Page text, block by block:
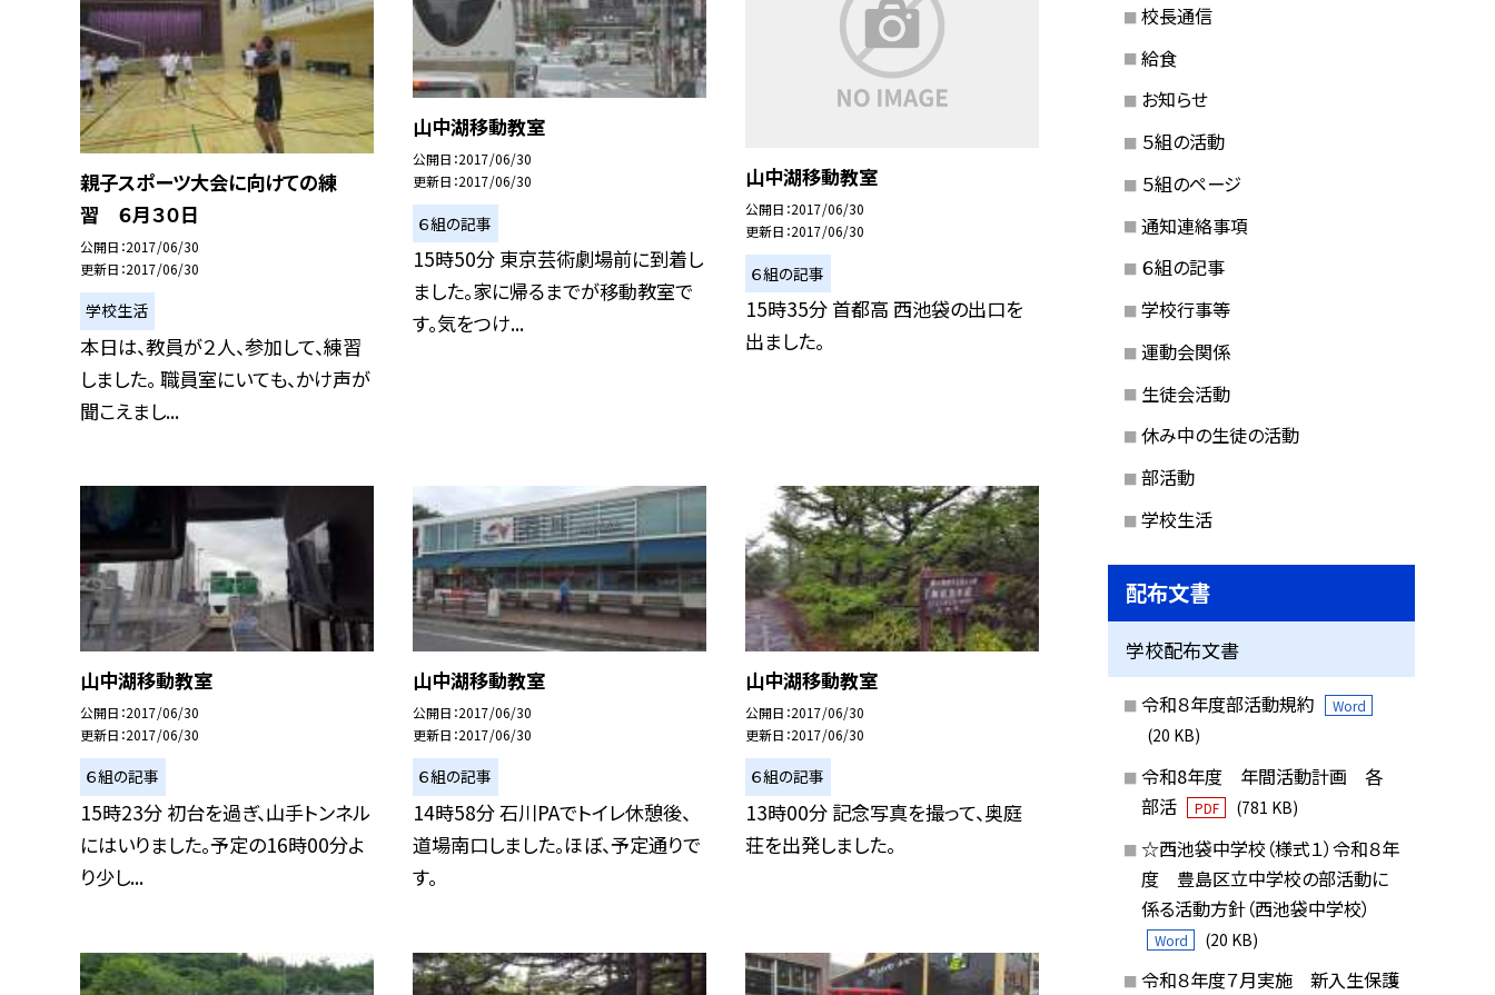
親子スポーツ大会に向けての練
習 ６月３０日
公開日 2017/06/30
更新日 2017/06/30
学校生活
本日は、教員が２人、参加して、練習
しました。 職員室にいても、かけ声が
聞こえまし...
山中湖移動教室
公開日 2017/06/30
更新日 2017/06/30
６組の記事
15時50分 東京芸術劇場前に到着し
ました。家に帰るまでが移動教室で
す。気をつけ...
山中湖移動教室
公開日 2017/06/30
更新日 2017/06/30
６組の記事
15時35分 首都高 西池袋の出口を
出ました。
山中湖移動教室
公開日 2017/06/30
更新日 2017/06/30
６組の記事
15時23分 初台を過ぎ、山手トンネル
にはいりました。予定の16時00分よ
り少し...
山中湖移動教室
公開日 2017/06/30
更新日 2017/06/30
６組の記事
14時58分 石川PAでトイレ休憩後、
道場南口しました。ほぼ、予定通りで
す。
山中湖移動教室
公開日 2017/06/30
更新日 2017/06/30
６組の記事
13時00分 記念写真を撮って、奥庭
荘を出発しました。
校長通信
給食
お知らせ
５組の活動
５組のページ
通知連絡事項
６組の記事
学校行事等
運動会関係
生徒会活動
休み中の生徒の活動
部活動
学校生活
配布文書
学校配布文書
令和８年度部活動規約 Word
(20 KB)
令和8年度 年間活動計画 各
部活
PDF (781 KB)
☆西池袋中学校（様式１）令和８年
度 豊島区立中学校の部活動に
係る活動方針（西池袋中学校）
Word (20 KB)
令和８年度７月実施 新入生保護